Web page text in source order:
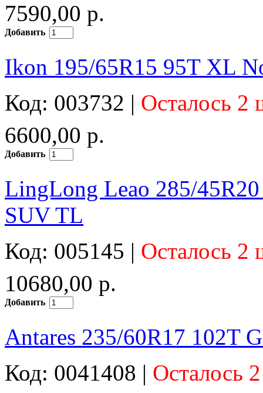
7590,00 р.
Добавить
Ikon 195/65R15 95T XL
Код: 003732 | Осталось 2
6600,00 р.
Добавить
LingLong Leao 285/
SUV TL
Код: 005145 | Осталось 2
10680,00 р.
Добавить
Antares 235/60R17 102T
Код: 0041408 | Осталось